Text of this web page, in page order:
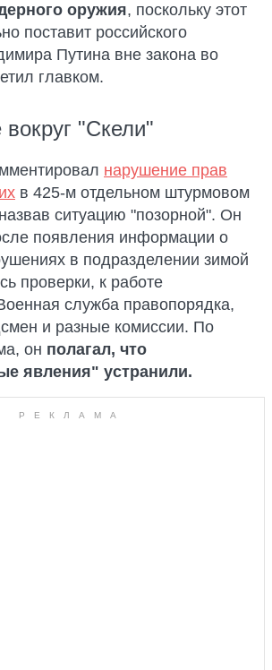
оружия, поскольку этот
поставит российского
Путина вне закона во
главком.
"Скели"
нарушение прав
в 425-м отдельном штурмовом
ситуацию "позорной". Он
появления информации о
в подразделении зимой
проверки, к работе
служба правопорядка,
и разные комиссии. По
он полагал, что
явления" устранили.